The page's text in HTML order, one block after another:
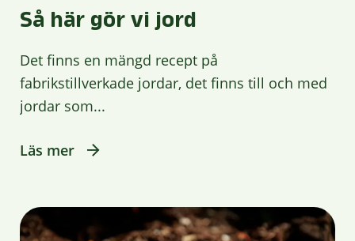
Så här gör vi jord
Det finns en mängd recept på
fabrikstillverkade jordar, det finns till och med
jordar som...
Läs mer